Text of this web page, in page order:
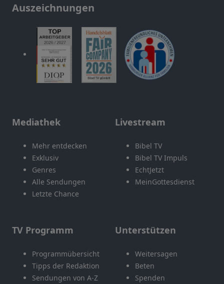
Auszeichnungen
Mediathek
Mehr entdecken
Exklusiv
Genres
Alle Sendungen
Letzte Chance
Livestream
Bibel TV
Bibel TV Impuls
EchtJetzt
MeinGottesdienst
TV Programm
Programmübersicht
Tipps der Redaktion
Sendungen von A-Z
Unterstützen
Weitersagen
Beten
Spenden